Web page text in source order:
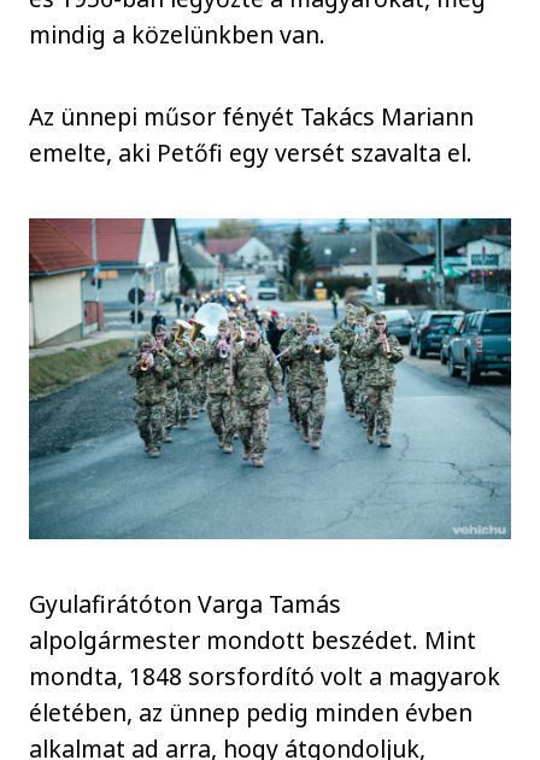
mindig a közelünkben van.
Az ünnepi műsor fényét Takács Mariann
emelte, aki Petőfi egy versét szavalta el.
Gyulafirátóton Varga Tamás
alpolgármester mondott beszédet. Mint
mondta, 1848 sorsfordító volt a magyarok
életében, az ünnep pedig minden évben
alkalmat ad arra, hogy átgondoljuk,